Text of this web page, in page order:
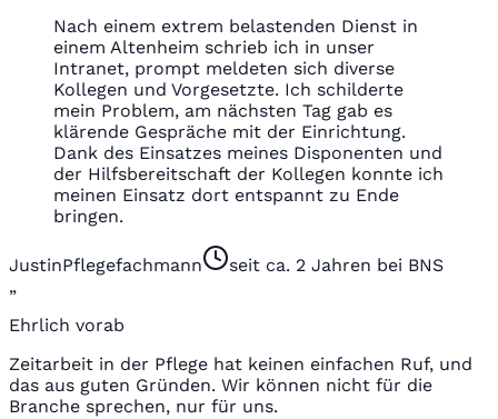
Nach einem extrem belastenden Dienst in
einem Altenheim schrieb ich in unser
Intranet, prompt meldeten sich diverse
Kollegen und Vorgesetzte. Ich schilderte
mein Problem, am nächsten Tag gab es
klärende Gespräche mit der Einrichtung.
Dank des Einsatzes meines Disponenten und
der Hilfsbereitschaft der Kollegen konnte ich
meinen Einsatz dort entspannt zu Ende
bringen.
JustinPflegefachmann
seit ca. 2 Jahren bei BNS
„
Ehrlich vorab
Zeitarbeit in der Pflege hat keinen einfachen Ruf, und
das aus guten Gründen. Wir können nicht für die
Branche sprechen, nur für uns.